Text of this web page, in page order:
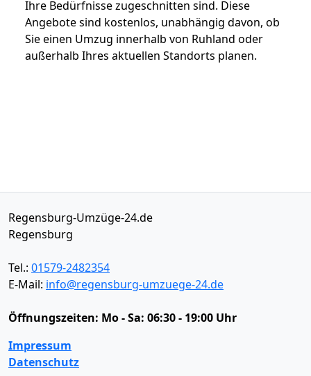
Ihre Bedürfnisse zugeschnitten sind. Diese
Angebote sind kostenlos, unabhängig davon, ob
Sie einen Umzug innerhalb von Ruhland oder
außerhalb Ihres aktuellen Standorts planen.
Regensburg-Umzüge-24.de
Regensburg
Tel.: 01579-2482354
E-Mail: info@regensburg-umzuege-24.de
Öffnungszeiten: Mo - Sa: 06:30 - 19:00 Uhr
Impressum
Datenschutz